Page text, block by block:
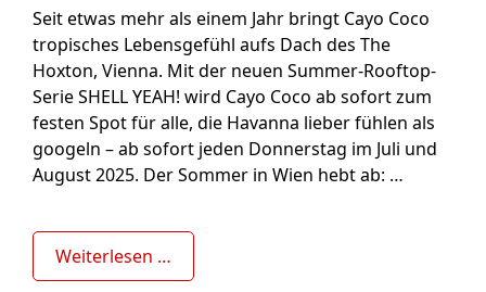
Seit etwas mehr als einem Jahr bringt Cayo Coco
tropisches Lebensgefühl aufs Dach des The
Hoxton, Vienna. Mit der neuen Summer-Rooftop-
Serie SHELL YEAH! wird Cayo Coco ab sofort zum
festen Spot für alle, die Havanna lieber fühlen als
googeln – ab sofort jeden Donnerstag im Juli und
August 2025. Der Sommer in Wien hebt ab: …
Weiterlesen …